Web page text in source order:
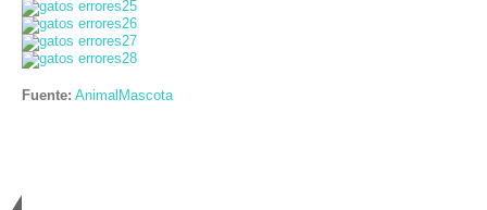
Fuente: AnimalMascota